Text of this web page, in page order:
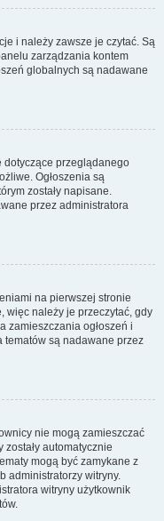
i należy zawsze je czytać. Są
zarządzania kontem
globalnych są nadawane
dotyczące przeglądanego
Ogłoszenia są
zostały napisane.
przez administratora
na pierwszej stronie
więc należy je przeczytać, gdy
zamieszczania ogłoszeń i
tematów są nadawane przez
nie mogą zamieszczać
automatycznie
mogą być zamykane z
administratorzy witryny.
witryny użytkownik